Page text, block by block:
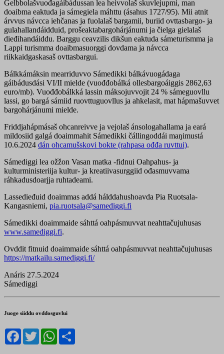
Gelbbolašvuođagáibádussan lea heivvolaš skuvlejupmi, man
doaibma eaktuda ja sámegiela máhttu (ásahus 1727/95). Mii atnit
árvvus návcca iehčanas ja fuolalaš bargamii, buriid ovttasbargo- ja
gulahallandáidduid, prošeaktabargohárjánumi ja čielga gielalaš
dieđihandáiddu. Barggu ceavzilis dikšun eaktuda sámeturismma ja
Lappi turismma doaibmasuorggi dovdama ja návcca
riikkaidgaskasaš ovttasbargui.
Bálkkámáksin mearriduvvo Sámedikki bálkávuogádaga
gáibádusdási VI/II mielde (vuođđobálká ollesbargoáiggis 2862,63
euro/mb). Vuođđobálkká lassin máksojuvvojit 24 % sámeguovllu
lassi, go bargá sámiid ruovttuguovllus ja ahkelasit, mat hápmašuvvet
bargohárjánumi mielde.
Friddjahápmásaš ohcanreivve ja vejolaš ánsologahallama ja eará
mildosiid galgá doaimmahit Sámedikki čállingoddái maŋimustá
10.6.2024 dán ohcamušskovi bokte (rahpasa ođđa ruvttui).
Sámediggi lea ožžon Vasan matka -fidnui Oahpahus- ja
kulturministeriija kultur- ja kreatiivasurggiid ođasmuvvama
ráhkadusdoarjja ruhtadeami.
Lassedieđuid doaimmas addá hálddahushoavda Pia Ruotsala-
Kangasniemi, pia.ruotsala@samediggi.fi
Sámedikki doaimmaide sáhttá oahpásmuvvat neahttačujuhusas
www.samediggi.fi.
Ovddit fitnuid doaimmaide sáhttá oahpásmuvvat neahttačujuhusas
https://matkailu.samediggi.fi/
Anáris 27.5.2024
Sámediggi
Juoge siiddu ovddosguvlui
Facebook
TwitterWhatsApp